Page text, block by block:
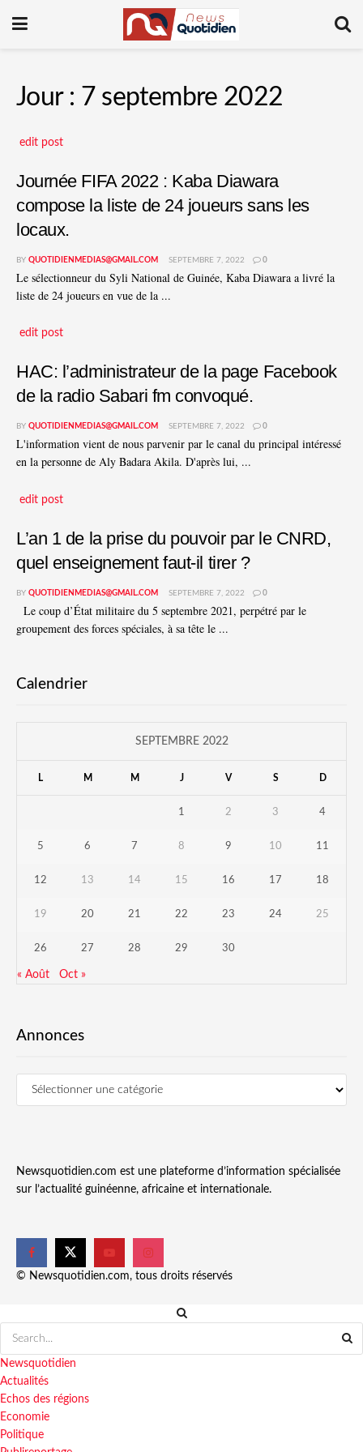
Jour : 7 septembre 2022
edit post
Journée FIFA 2022 : Kaba Diawara
compose la liste de 24 joueurs sans les
locaux.
BY QUOTIDIENMEDIAS@GMAIL.COM SEPTEMBRE 7, 2022 0
Le sélectionneur du Syli National de Guinée, Kaba Diawara a livré la
liste de 24 joueurs en vue de la ...
edit post
HAC: l’administrateur de la page Facebook
de la radio Sabari fm convoqué.
BY QUOTIDIENMEDIAS@GMAIL.COM SEPTEMBRE 7, 2022 0
L'information vient de nous parvenir par le canal du principal intéressé
en la personne de Aly Badara Akila. D'après lui, ...
edit post
L’an 1 de la prise du pouvoir par le CNRD,
quel enseignement faut-il tirer ?
BY QUOTIDIENMEDIAS@GMAIL.COM SEPTEMBRE 7, 2022 0
Le coup d’État militaire du 5 septembre 2021, perpétré par le
groupement des forces spéciales, à sa tête le ...
Calendrier
SEPTEMBRE 2022
L M M J V S D
1 2 3 4
5 6 7 8 9 10 11
12 13 14 15 16 17 18
19 20 21 22 23 24 25
26 27 28 29 30
« Août Oct »
Annonces
Newsquotidien.com est une plateforme d’information spécialisée
sur l’actualité guinéenne, africaine et internationale.
© Newsquotidien.com, tous droits réservés
Newsquotidien
Actualités
Echos des régions
Economie
Politique